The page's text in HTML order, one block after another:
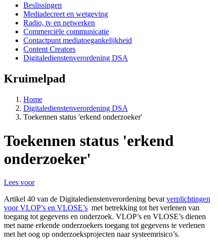
Beslissingen
Mediadecreet en wetgeving
Radio, tv en netwerken
Commerciële communicatie
Contactpunt mediatoegankelijkheid
Content Creators
Digitaledienstenverordening DSA
Kruimelpad
Home
Digitaledienstenverordening DSA
Toekennen status 'erkend onderzoeker'
Toekennen status 'erkend
onderzoeker'
Lees voor
Artikel 40 van de Digitaledienstenverordening bevatverplichtingen
voor VLOP’s en VLOSE’s met betrekking tot het verlenen van
toegang tot gegevens en onderzoek. VLOP’s en VLOSE’s dienen
met name erkende onderzoekers toegang tot gegevens te verlenen
met het oog op onderzoeksprojecten naar systeemrisico’s.